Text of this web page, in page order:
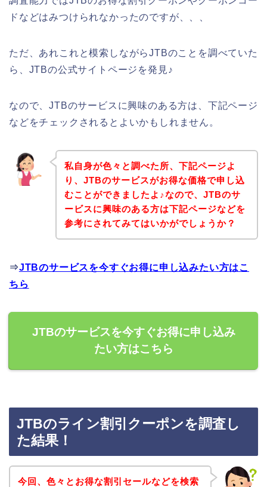
ドなどはみつけられなかったのですが、、、
ただ、あれこれと模索しながらJTBのことを調べていた
ら、JTBの公式サイトページを発見♪
なので、JTBのサービスに興味のある方は、下記ページ
などをチェックされるとよいかもしれません。
私自身が色々と調べた所、下記ページよ
り、JTBのサービスがお得な価格で申し込
むことができましたよ♪なので、JTBのサ
ービスに興味のある方は下記ページなどを
参考にされてみてはいかがでしょうか？
⇒JTBのサービスを今すぐお得に申し込みたい方はこ
ちら
JTBのサービスを今すぐお得に申し込み
たい方はこちら
JTBのライン割引クーポンを調査し
た結果！
今回、色々とお得な割引セールなどを検索